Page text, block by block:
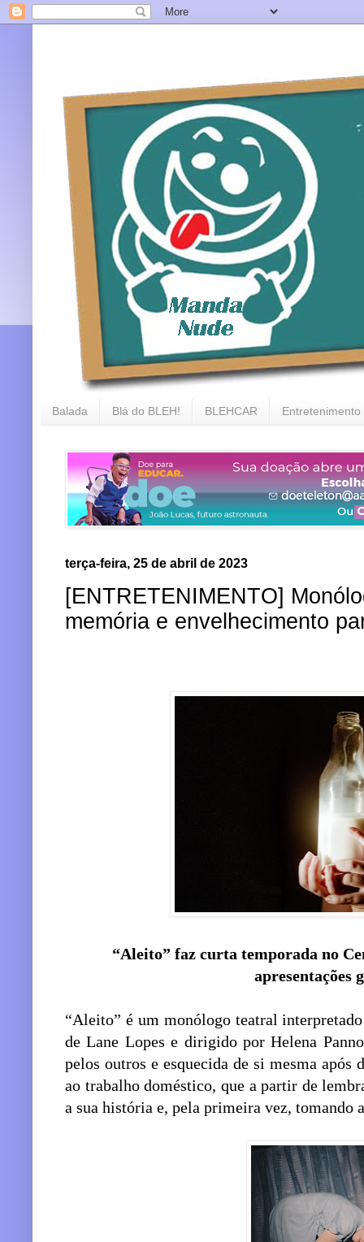
Balada Blá do BLEH! BLEHCAR Entretenimento
terça-feira, 25 de abril de 2023
[ENTRETENIMENTO]
memória e envelhecimento
“Aleito” faz curta temporada no
apresentações
“Aleito” é um monólogo teatral
de Lane Lopes e dirigido por Helena
pelos outros e esquecida de si mesma após
ao trabalho doméstico, que a partir de
a sua história e, pela primeira vez, tomando